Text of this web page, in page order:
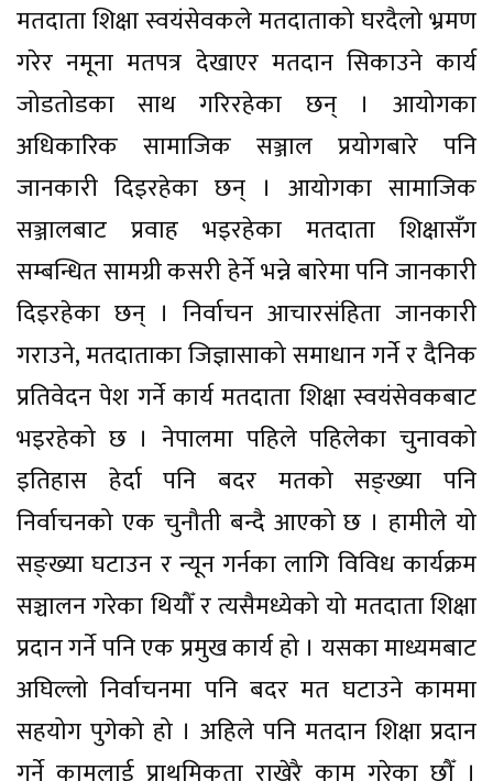
मतदाता शिक्षा स्वयंसेवकले मतदाताको घरदैलो भ्रमण
गरेर नमूना मतपत्र देखाएर मतदान सिकाउने कार्य
जोडतोडका साथ गरिरहेका छन् । आयोगका
अधिकारिक सामाजिक सञ्जाल प्रयोगबारे पनि
जानकारी दिइरहेका छन् । आयोगका सामाजिक
सञ्जालबाट प्रवाह भइरहेका मतदाता शिक्षासँग
सम्बन्धित सामग्री कसरी हेर्ने भन्ने बारेमा पनि जानकारी
दिइरहेका छन् । निर्वाचन आचारसंहिता जानकारी
गराउने, मतदाताका जिज्ञासाको समाधान गर्ने र दैनिक
प्रतिवेदन पेश गर्ने कार्य मतदाता शिक्षा स्वयंसेवकबाट
भइरहेको छ । नेपालमा पहिले पहिलेका चुनावको
इतिहास हेर्दा पनि बदर मतको सङ्ख्या पनि
निर्वाचनको एक चुनौती बन्दै आएको छ । हामीले यो
सङ्ख्या घटाउन र न्यून गर्नका लागि विविध कार्यक्रम
सञ्चालन गरेका थियौँ र त्यसैमध्येको यो मतदाता शिक्षा
प्रदान गर्ने पनि एक प्रमुख कार्य हो । यसका माध्यमबाट
अघिल्लो निर्वाचनमा पनि बदर मत घटाउने काममा
सहयोग पुगेको हो । अहिले पनि मतदान शिक्षा प्रदान